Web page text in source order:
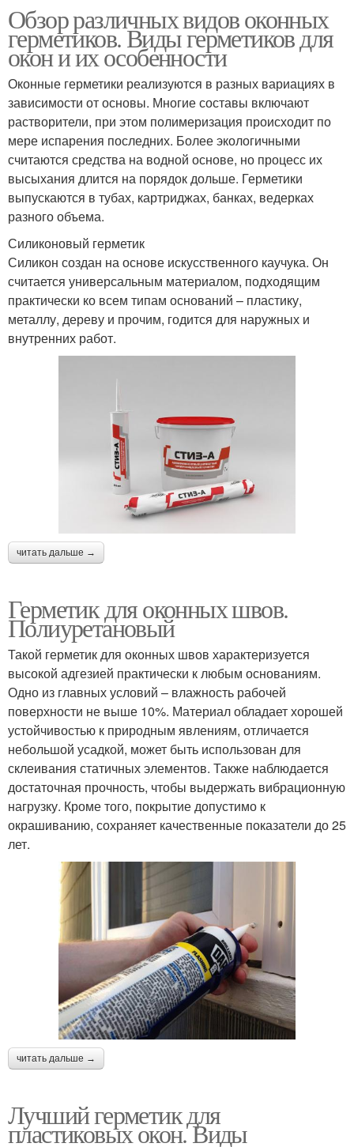
Обзор различных видов оконных
герметиков. Виды герметиков для
окон и их особенности
Оконные герметики реализуются в разных вариациях в
зависимости от основы. Многие составы включают
растворители, при этом полимеризация происходит по
мере испарения последних. Более экологичными
считаются средства на водной основе, но процесс их
высыхания длится на порядок дольше. Герметики
выпускаются в тубах, картриджах, банках, ведерках
разного объема.
Силиконовый герметик
Силикон создан на основе искусственного каучука. Он
считается универсальным материалом, подходящим
практически ко всем типам оснований – пластику,
металлу, дереву и прочим, годится для наружных и
внутренних работ.
читать дальше →
Герметик для оконных швов.
Полиуретановый
Такой герметик для оконных швов характеризуется
высокой адгезией практически к любым основаниям.
Одно из главных условий – влажность рабочей
поверхности не выше 10%. Материал обладает хорошей
устойчивостью к природным явлениям, отличается
небольшой усадкой, может быть использован для
склеивания статичных элементов. Также наблюдается
достаточная прочность, чтобы выдержать вибрационную
нагрузку. Кроме того, покрытие допустимо к
окрашиванию, сохраняет качественные показатели до 25
лет.
читать дальше →
Лучший герметик для
пластиковых окон. Виды